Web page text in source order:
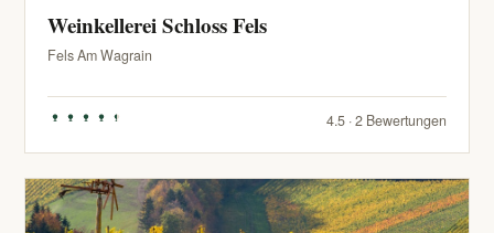
Weinkellerei Schloss Fels
Fels Am Wagrain
4.5 · 2 Bewertungen